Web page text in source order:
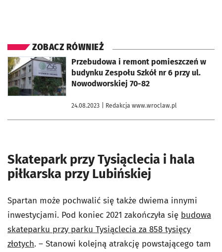
ZOBACZ RÓWNIEŻ
Przebudowa i remont pomieszczeń w
budynku Zespołu Szkół nr 6 przy ul.
Nowodworskiej 70-82
24.08.2023 | Redakcja www.wroclaw.pl
otworzy się w nowej karcie
Skatepark przy Tysiąclecia i hala
piłkarska przy Lubińskiej
Spartan może pochwalić się także dwiema innymi
inwestycjami. Pod koniec 2021 zakończyła się budowa
skateparku przy parku Tysiąclecia za 858 tysięcy
złotych. – Stanowi kolejną atrakcję powstającego tam